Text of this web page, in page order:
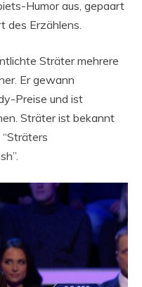
Humor aus, gepaart
des Erzählens.
Sträter mehrere
Er gewann
Preise und ist
Sträter ist bekannt